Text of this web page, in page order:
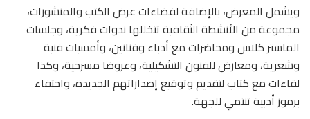
ويشمل المعرض، بالإضافة لفضاءات عرض الكتب والمنشورات،
مجموعة من الأنشطة الثقافية تتخللها ندوات فكرية، وجلسات
الماستر كلاس ومحاضرات مع أدباء وفنانين، وأمسيات فنية
وشعرية، ومعارض للفنون التشكيلية، وعروضا مسرحية، وكذا
لقاءات مع كتاب لتقديم وتوقيع إصداراتهم الجديدة، واحتفاء
برموز أدبية تنتمي للجهة.